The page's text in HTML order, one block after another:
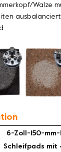
Walze
6-Zoll-150-
Schleifpads mit